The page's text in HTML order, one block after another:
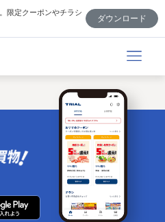
限定クーポンやチラシ
ダウンロード